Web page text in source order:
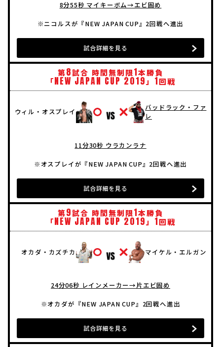
8分55秒 マイキーボム→エビ固め
※ニコルスが『NEW JAPAN CUP』2回戦へ進出
試合詳細を見る
第8試合 時間無制限1本勝負
「NEW JAPAN CUP 2019」 1回戦
ウィル・オスプレイ
バッドラック・ファ
レ
11分30秒 ウラカンラナ
※オスプレイが『NEW JAPAN CUP』2回戦へ進出
試合詳細を見る
第9試合 時間無制限1本勝負
「NEW JAPAN CUP 2019」 1回戦
オカダ・カズチカ マイケル・エルガン
24分06秒 レインメーカー→片エビ固め
※オカダが『NEW JAPAN CUP』2回戦へ進出
試合詳細を見る